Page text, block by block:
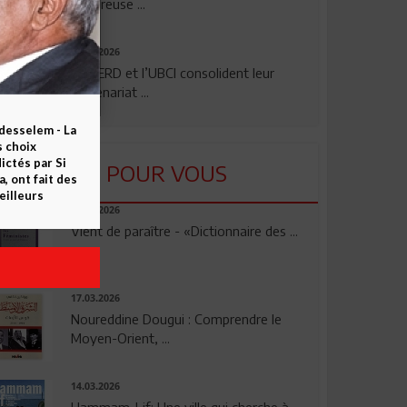
rigoureuse ...
24.07.2026
La BERD et l’UBCI consolident leur
partenariat ...
LU POUR VOUS
23.04.2026
Vient de paraître - «Dictionnaire des ...
17.03.2026
Noureddine Dougui : Comprendre le
Moyen-Orient, ...
14.03.2026
- La
choix
par Si
ont fait des